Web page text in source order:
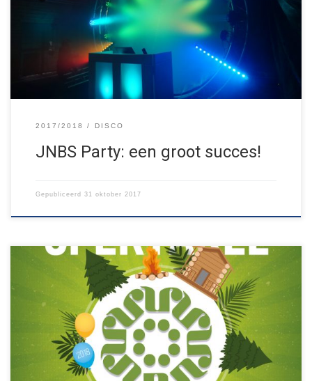
lekker gefeest!! Hier een piepkleine sfeerimpressie. Wil je nou
vaker langskomen bij JNBS? Dat kan! Bezoek een van onze
groepsavonden of stuur even een berichtje.
2017/2018 DISCO
JNBS Party: een groot succes!
Gepubliceerd 31 oktober 2017
Onder het motto van “je kunt het niet vroeg genoeg weten”,
maken wij bij dezen alvast de datum voor Huttenbouwspektakel
2018 bekend! Het vindt komend jaar plaats op zaterdag 2 en
zondag 3 juni. Noteer de datum alvast je agenda en houd deze
website en onze Facebookpagina in de gaten […]